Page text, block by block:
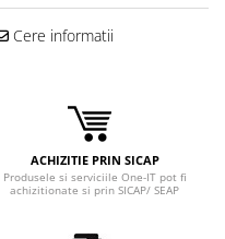
Cere informatii
ACHIZITIE PRIN SICAP
Produsele si serviciile One-IT pot fi
achizitionate si prin SICAP/ SEAP